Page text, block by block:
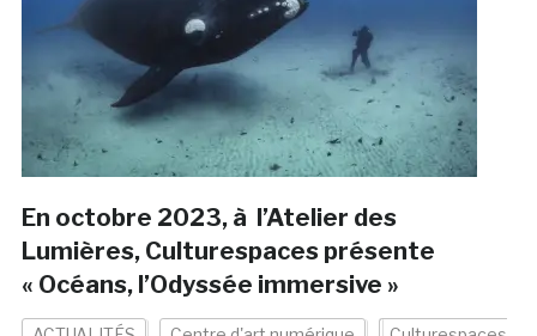
En octobre 2023, à l’Atelier des
Lumières, Culturespaces présente
« Océans, l’Odyssée immersive »